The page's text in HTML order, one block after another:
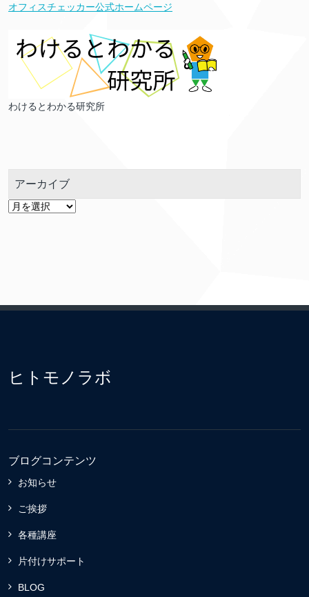
オフィスチェッカー公式ホームページ
わけるとわかる研究所
アーカイブ
ア
ヒトモノラボ
ブログコンテンツ
お知らせ
ご挨拶
各種講座
片付けサポート
BLOG